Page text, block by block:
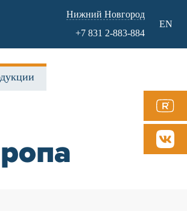
Нижний Новгород
+7 831 2-883-884
EN